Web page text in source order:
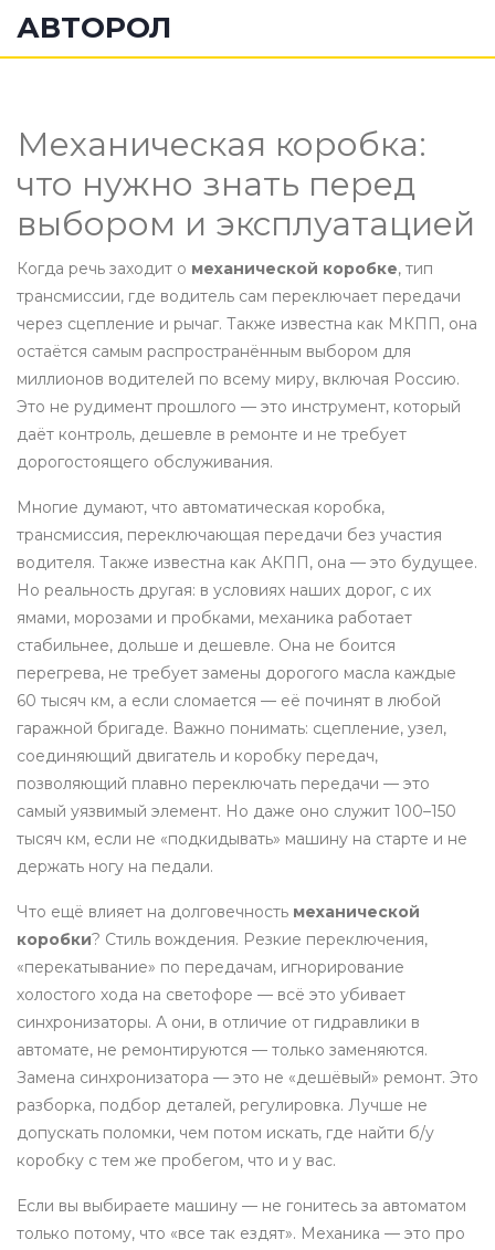
АВТОРОЛ
Механическая коробка:
что нужно знать перед
выбором и эксплуатацией
Когда речь заходит о механической коробке, тип
трансмиссии, где водитель сам переключает передачи
через сцепление и рычаг. Также известна как МКПП, она
остаётся самым распространённым выбором для
миллионов водителей по всему миру, включая Россию.
Это не рудимент прошлого — это инструмент, который
даёт контроль, дешевле в ремонте и не требует
дорогостоящего обслуживания.
Многие думают, что автоматическая коробка,
трансмиссия, переключающая передачи без участия
водителя. Также известна как АКПП, она — это будущее.
Но реальность другая: в условиях наших дорог, с их
ямами, морозами и пробками, механика работает
стабильнее, дольше и дешевле. Она не боится
перегрева, не требует замены дорогого масла каждые
60 тысяч км, а если сломается — её починят в любой
гаражной бригаде. Важно понимать: сцепление, узел,
соединяющий двигатель и коробку передач,
позволяющий плавно переключать передачи — это
самый уязвимый элемент. Но даже оно служит 100–150
тысяч км, если не «подкидывать» машину на старте и не
держать ногу на педали.
Что ещё влияет на долговечность механической
коробки? Стиль вождения. Резкие переключения,
«перекатывание» по передачам, игнорирование
холостого хода на светофоре — всё это убивает
синхронизаторы. А они, в отличие от гидравлики в
автомате, не ремонтируются — только заменяются.
Замена синхронизатора — это не «дешёвый» ремонт. Это
разборка, подбор деталей, регулировка. Лучше не
допускать поломки, чем потом искать, где найти б/у
коробку с тем же пробегом, что и у вас.
Если вы выбираете машину — не гонитесь за автоматом
только потому, что «все так ездят». Механика — это про